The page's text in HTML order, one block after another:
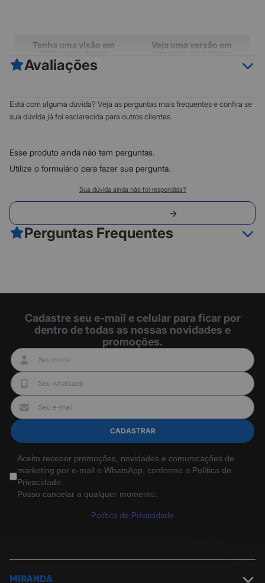
Tenha uma visão em
produto
Toque para ver esse produto agora
Veja uma versão em
Toque para posicionar no seu
espaço
G923 - Preto
Galeria De Fotos
Avaliações
5
4
1
0
Está com alguma dúvida? Veja as perguntas mais frequentes e confira se
sua dúvida já foi esclarecida para outros clientes.
Esse produto ainda não tem perguntas.
Utilize o formulário para fazer sua pergunta.
Sua dúvida ainda não foi respondida?
Perguntas Frequentes
Cadastre seu e-mail e celular para ficar por
dentro de todas as nossas novidades e
promoções.
CADASTRAR
Aceito receber promoções, novidades e comunicações de
marketing por e-mail e WhatsApp, conforme a Política de
Privacidade.
Posso cancelar a qualquer momento.
Política de Privacidade
MIRANDA